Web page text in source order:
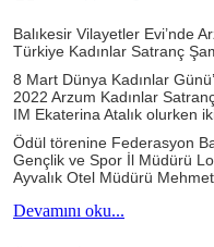
Balıkesir Vilayetler Evi’nde
Türkiye Kadınlar Satranç
8 Mart Dünya Kadınlar
2022 Arzum Kadınlar
IM Ekaterina Atalık olurken
Ödül törenine Federasyon
Gençlik ve Spor İl Müdürü
Ayvalık Otel Müdürü
Devamını oku...